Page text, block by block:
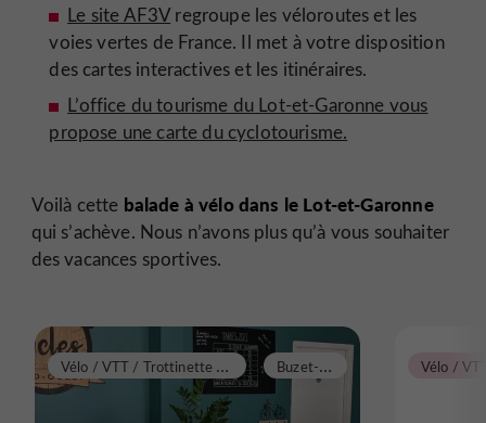
Le site AF3V regroupe les véloroutes et les
voies vertes de France. Il met à votre disposition
des cartes interactives et les itinéraires.
L’office du tourisme du Lot-et-Garonne vous
propose une carte du cyclotourisme.
Voilà cette balade à vélo dans le Lot-et-Garonne
qui s’achève. Nous n’avons plus qu’à vous souhaiter
des vacances sportives.
V
élo / VTT / Trottinette tout terrain / Gyropode B
uzet-sur-Baïse